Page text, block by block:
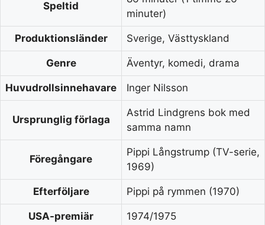
Speltid
minuter)
Produktionsländer Sverige, Västtyskland
Genre Äventyr, komedi, drama
Huvudrollsinnehavare Inger Nilsson
Ursprunglig förlaga
Astrid Lindgrens bok med
samma namn
Föregångare
Pippi Långstrump (TV-serie,
1969)
Efterföljare Pippi på rymmen (1970)
USA-premiär 1974/1975